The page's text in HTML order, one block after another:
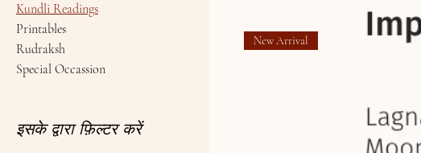
Kundli Readings
Printables
Rudraksh
Special Occassion
इसके द्वारा फ़िल्टर करें
New Arrival